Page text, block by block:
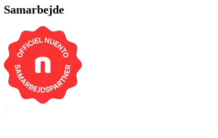
Samarbejde